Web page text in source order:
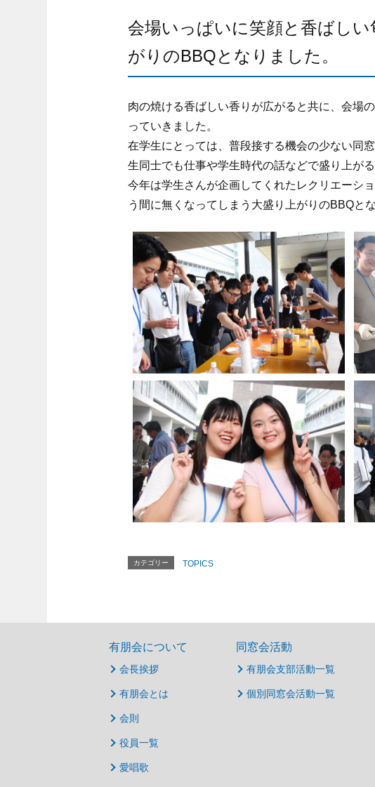
会場いっぱいに笑顔と香ばし
がりのBBQとなりました。
肉の焼ける香ばしい香りが広がると共に、会場
っていきました。
在学生にとっては、普段接する機会の少ない同
生同士でも仕事や学生時代の話などで盛り上がる
今年は学生さんが企画してくれたレクリエーシ
う間に無くなってしまう大盛り上がりのBBQと
カテゴリー TOPICS
有朋会について
会長挨拶
有朋会とは
会則
役員一覧
愛唱歌
同窓会活動
有朋会支部活動一覧
個別同窓会活動一覧